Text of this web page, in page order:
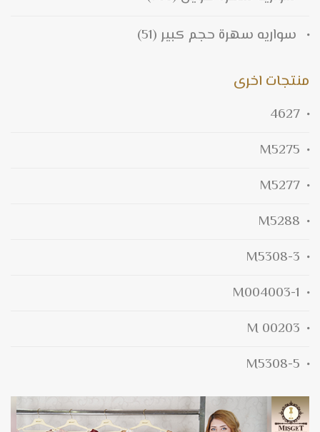
سواريه سهرة حجم كبير (51)
منتجات اخرى
4627
M5275
M5277
M5288
M5308-3
M004003-1
M 00203
M5308-5